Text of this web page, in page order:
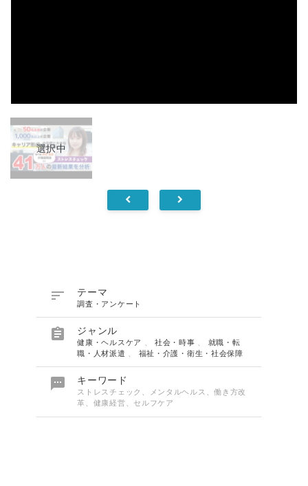
選択中
 テーマ
調査・アンケート
 ジャンル
健康・ヘルスケア 、社会・時事 、 就職・転
職・人材派遣 、 福祉・介護・衛生・社会保障
 キーワード
ストレスチェック、メンタルヘルス、働き方改
革、健康経営、セルフケア